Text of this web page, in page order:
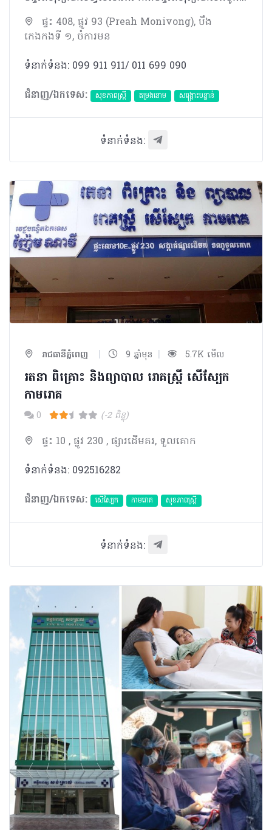
ផ្ទះ 408, ផ្លូវ 93 (Preah Monivong), បឹង
កេងកងទី ១, ចំការមន
ទំនាក់ទំនង: 099 911 911/ 011 699 090
ជំនាញ/ឯកទេស:
សុខភាពស្រ្តី តម្រងនោម សង្គ្រោះបន្ទាន់
ទំនាក់ទំនង:
រាជធានីភ្នំពេញ | 9 ឆ្នាំមុន | 5.7K មើល
រតនា ពិគ្រោះ និងព្យាបាល រោគស្រ្តី សើស្បែក
កាមរោគ
0 (-2 ពិន្ទុ)
ផ្ទះ 10 , ផ្លូវ 230 , ផ្សារដើមគរ, ទួលគោក
ទំនាក់ទំនង: 092516282
ជំនាញ/ឯកទេស:
សើស្បែក កាមរោគ សុខភាពស្រ្តី
ទំនាក់ទំនង: